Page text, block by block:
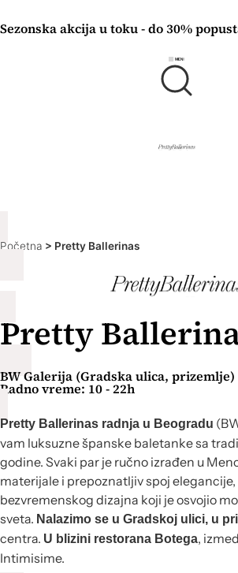
Sezonska akcija u toku - do 30%
Početna > Pretty Ballerinas
Pretty
BW Galerija (Gradska ulica, prizemlje)
Radno vreme: 10 - 22h
Pretty Ballerinas radnja u Beogradu
vam luksuzne španske baletanke sa
godine. Svaki par je ručno izrađen u
materijale i prepoznatljiv spoj
bezvremenskog dizajna koji je osvojio
sveta. Nalazimo se u Gradskoj ulici, u
centra. U blizini restorana Botega,
Intimisime.